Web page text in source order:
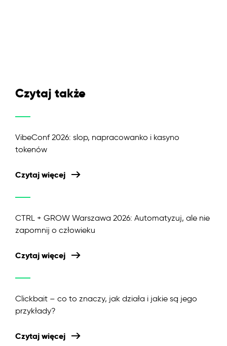
Czytaj także
VibeConf 2026: slop, napracowanko i kasyno
tokenów
Czytaj więcej
CTRL + GROW Warszawa 2026: Automatyzuj, ale nie
zapomnij o człowieku
Czytaj więcej
Clickbait – co to znaczy, jak działa i jakie są jego
przykłady?
Czytaj więcej